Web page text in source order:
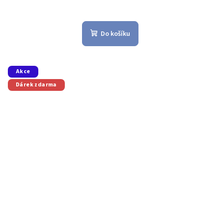
Do košíku
Akce
Dárek zdarma